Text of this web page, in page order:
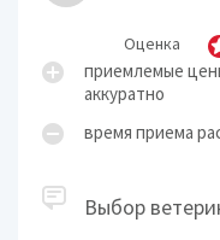
Оценка
приемлемые
аккуратно
время приема
Выбор